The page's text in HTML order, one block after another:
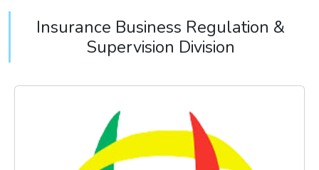
Insurance Business Regulation &
Supervision Division